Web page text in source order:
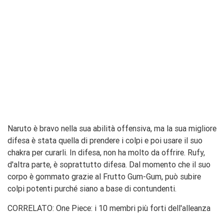
Naruto è bravo nella sua abilità offensiva, ma la sua migliore
difesa è stata quella di prendere i colpi e poi usare il suo
chakra per curarli. In difesa, non ha molto da offrire. Rufy,
d'altra parte, è soprattutto difesa. Dal momento che il suo
corpo è gommato grazie al Frutto Gum-Gum, può subire
colpi potenti purché siano a base di contundenti.
CORRELATO: One Piece: i 10 membri più forti dell'alleanza